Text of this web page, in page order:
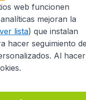
de
2014 de la Agencia
pasajeros anuales.
web funcionen
mejoran la
ver lista) que instalan
hacer seguimiento de
Al hacer